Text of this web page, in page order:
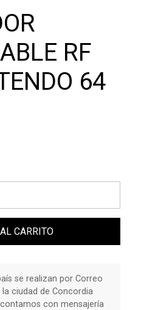
RF
64
CARRITO
se realizan por Correo
ciudad de Concordia
con mensajería